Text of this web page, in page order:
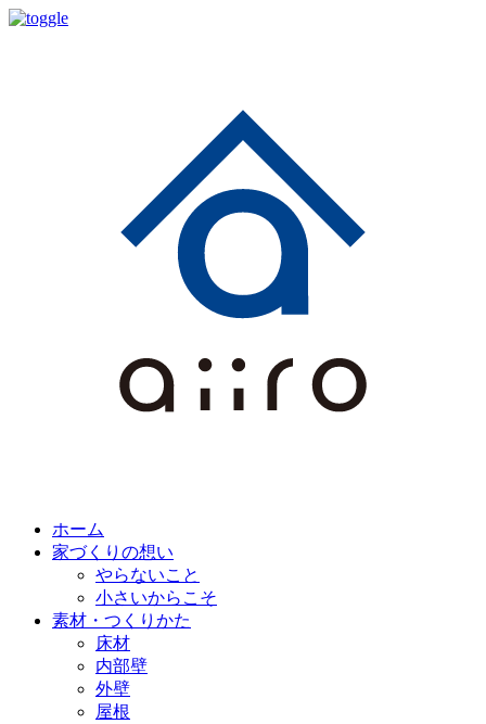
ホーム
家づくりの想い
やらないこと
小さいからこそ
素材・つくりかた
床材
内部壁
外壁
屋根